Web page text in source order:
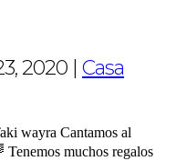
2020 Casa
wayra Cantamos al
muchos regalos